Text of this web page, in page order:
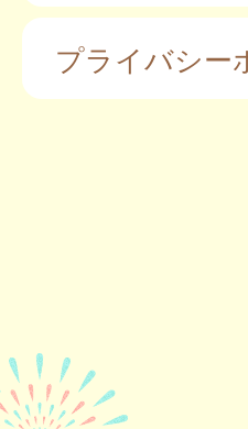
プライバシー